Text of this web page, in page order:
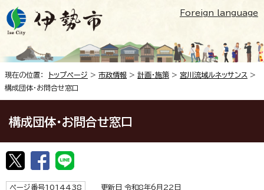
Foreign language
現在の位置： トップページ > 市政情報 > 計画・施策 > 宮川流域ルネッサンス >
構成団体・お問合せ窓口
構成団体・お問合せ窓口
ページ番号1014438 更新日 令和8年6月22日